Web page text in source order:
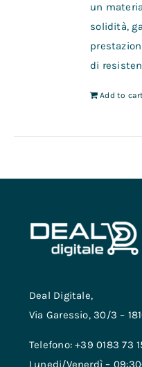
un
solidità,
di
Add to
Deal Digitale,
Via Garessio, 30/3 –
Telefono: +39 0183 73
Lunedi/Venerdì –